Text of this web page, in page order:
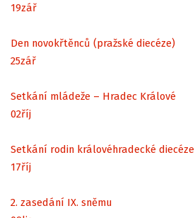
19zář
Den novokřtěnců (pražské diecéze)
25zář
Setkání mládeže – Hradec Králové
02říj
Setkání rodin královéhradecké diecéze
17říj
2. zasedání IX. sněmu